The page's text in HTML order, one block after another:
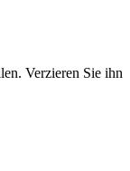
Verzieren Sie ihn